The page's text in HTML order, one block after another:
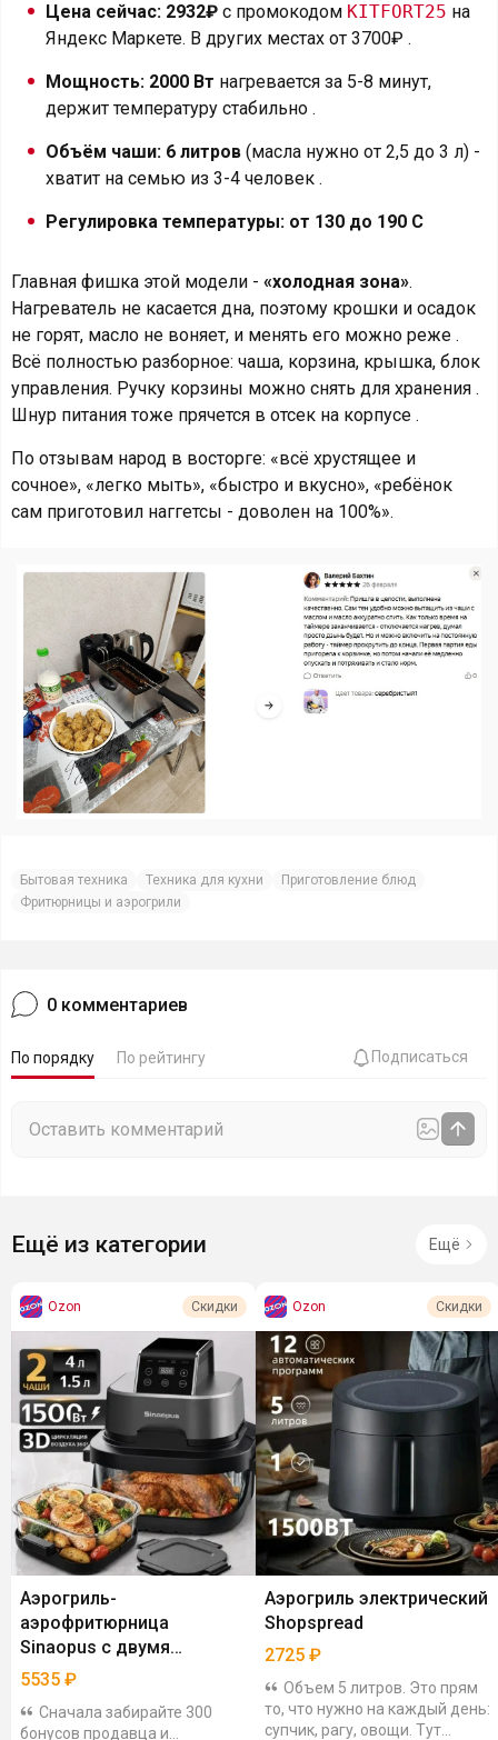
Цена сейчас: 2932₽ с промокодом KITFORT25 на
Яндекс Маркете. В других местах от 3700₽ .
Мощность: 2000 Вт нагревается за 5-8 минут,
держит температуру стабильно .
Объём чаши: 6 литров (масла нужно от 2,5 до 3 л) -
хватит на семью из 3-4 человек .
Регулировка температуры: от 130 до 190 C
Главная фишка этой модели - «холодная зона».
Нагреватель не касается дна, поэтому крошки и осадок
не горят, масло не воняет, и менять его можно реже .
Всё полностью разборное: чаша, корзина, крышка, блок
управления. Ручку корзины можно снять для хранения .
Шнур питания тоже прячется в отсек на корпусе .
По отзывам народ в восторге: «всё хрустящее и
сочное», «легко мыть», «быстро и вкусно», «ребёнок
сам приготовил наггетсы - доволен на 100%».
Бытовая техника Техника для кухни
Приготовление блюд
Фритюрницы и аэрогрили
0 комментариев
По порядку По рейтингу Подписаться
Ещё из категории Ещё
Ozon Скидки
Аэрогриль-
аэрофритюрница
Sinaopus с двумя
ТЭНами, 4 л
5535 ₽
Сначала забирайте 300
бонусов продавца и
Ozon Скидки
Аэрогриль электрический
Shopspread
2725 ₽
Объем 5 литров. Это прям
то, что нужно на каждый день:
супчик, рагу, овощи. Тут